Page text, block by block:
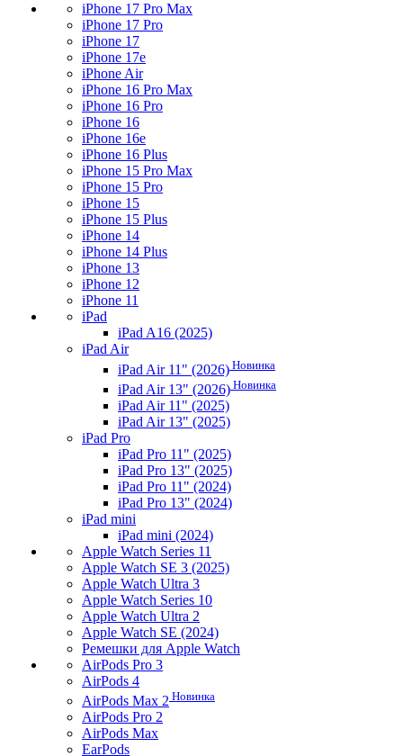
iPhone 17 Pro Max
iPhone 17 Pro
iPhone 17
iPhone 17e
iPhone Air
iPhone 16 Pro Max
iPhone 16 Pro
iPhone 16
iPhone 16e
iPhone 16 Plus
iPhone 15 Pro Max
iPhone 15 Pro
iPhone 15
iPhone 15 Plus
iPhone 14
iPhone 14 Plus
iPhone 13
iPhone 12
iPhone 11
iPad
iPad A16 (2025)
iPad Air
iPad Air 11" (2026) Новинка
iPad Air 13" (2026) Новинка
iPad Air 11" (2025)
iPad Air 13" (2025)
iPad Pro
iPad Pro 11" (2025)
iPad Pro 13" (2025)
iPad Pro 11" (2024)
iPad Pro 13" (2024)
iPad mini
iPad mini (2024)
Apple Watch Series 11
Apple Watch SE 3 (2025)
Apple Watch Ultra 3
Apple Watch Series 10
Apple Watch Ultra 2
Apple Watch SE (2024)
Ремешки для Apple Watch
AirPods Pro 3
AirPods 4
AirPods Max 2 Новинка
AirPods Pro 2
AirPods Max
EarPods